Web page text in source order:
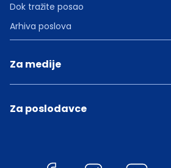
Dok tražite posao
Arhiva poslova
Za medije
Za poslodavce